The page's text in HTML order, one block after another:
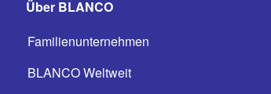
Über BLANCO
Familienunternehmen
BLANCO Weltweit